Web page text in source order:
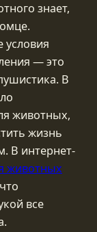
знает,
— это
В
животных,
жизнь
В интернет-
животных
все